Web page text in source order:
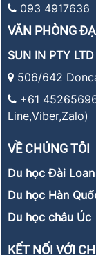
093 4917636
VĂN PHÒNG
SUN IN PTY
506/642
+61
Line,Viber,Zalo)
VỀ CHÚNG TÔI
Du học Đài Loan
Du học Hàn
Du học châu Úc
KẾT NỐI VỚI